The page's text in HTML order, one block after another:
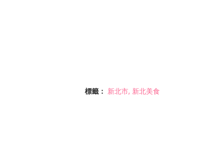
標籤： 新北市 新北美食